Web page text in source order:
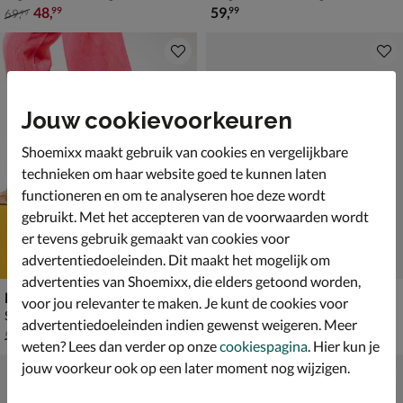
van € 69,99 voor € 48,99
69,99 48,99 € 59,99
59,99
Nelson Kids
Sandalen - beige
van € 59,99 voor € 41,99
59 41,99
Cruyff Junior Marti
van € 79,99 voor € 55,99
79 55,99
Jouw cookievoorkeuren
Shoemixx maakt gebruik van cookies en vergelijkbare
technieken om haar website goed te kunnen laten
functioneren en om te analyseren hoe deze wordt
gebruikt. Met het accepteren van de voorwaarden wordt
er tevens gebruik gemaakt van cookies voor
advertentiedoeleinden. Dit maakt het mogelijk om
advertenties van Shoemixx, die elders getoond worden,
voor jou relevanter te maken. Je kunt de cookies voor
advertentiedoeleinden indien gewenst weigeren. Meer
weten? Lees dan verder op onzecookiespagina. Hier kun je
jouw voorkeur ook op een later moment nog wijzigen.